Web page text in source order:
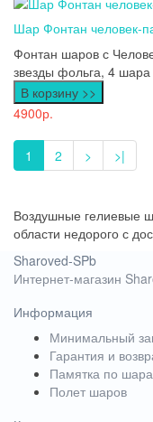
Шар Фонтан человек-
Фонтан шаров с
звезды фольга, 4
В корзину >>
4900р.
1 2 > >|
Воздушные гелиевые
области недорого с
Sharoved-SPb
Интернет-магазин
Информация
Минимальный
Гарантия и
Памятка по
Полет шаров